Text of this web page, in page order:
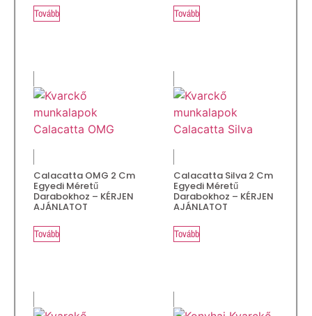
Tovább Tovább
Calacatta OMG 2 Cm
Egyedi Méretű
Darabokhoz – KÉRJEN
AJÁNLATOT
Tovább
Calacatta Silva 2 Cm
Egyedi Méretű
Darabokhoz – KÉRJEN
AJÁNLATOT
Tovább